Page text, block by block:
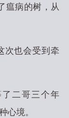
瘟病的树，从
次也会受到牵
二哥三个年
心境。